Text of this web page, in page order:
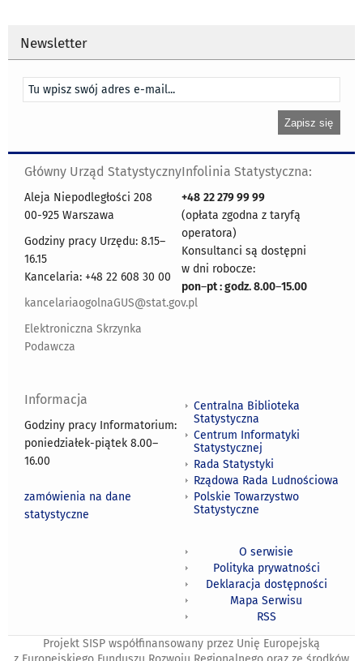
Newsletter
Główny Urząd Statystyczny
Aleja Niepodległości 208
00-925 Warszawa
Godziny pracy Urzędu: 8.15–
16.15
Kancelaria: +48 22 608 30 00
kancelariaogolnaGUS@stat.gov.pl
Elektroniczna Skrzynka
Podawcza
Infolinia Statystyczna:
+48 22 279 99 99
(opłata zgodna z taryfą
operatora)
Konsultanci są dostępni
w dni robocze:
pon–pt : godz. 8.00–15.00
Informacja
Godziny pracy Informatorium:
poniedziałek-piątek 8.00–
16.00
zamówienia na dane
statystyczne
Centralna Biblioteka
Statystyczna
Centrum Informatyki
Statystycznej
Rada Statystyki
Rządowa Rada Ludnościowa
Polskie Towarzystwo
Statystyczne
O serwisie
Polityka prywatności
Deklaracja dostępności
Mapa Serwisu
RSS
Projekt SISP współfinansowany przez Unię Europejską